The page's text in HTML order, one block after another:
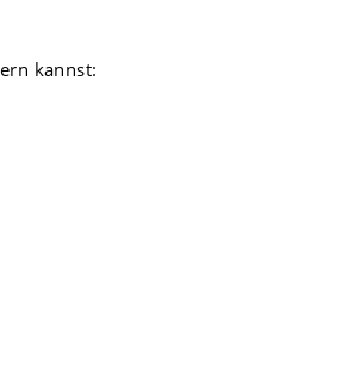
kannst: